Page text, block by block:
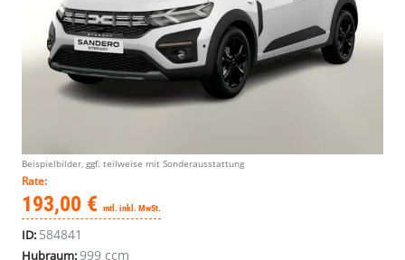
Beispielbilder, ggf. teilweise mit Sonderausstattung
Rate:
193,00 € mtl. inkl. MwSt.
ID: 584841
Hubraum:999 ccm